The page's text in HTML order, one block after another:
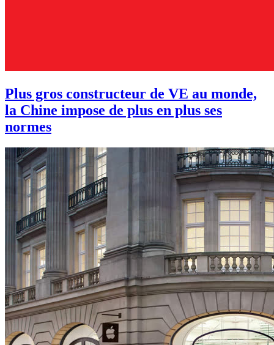
Plus gros constructeur de VE au monde,
la Chine impose de plus en plus ses
normes